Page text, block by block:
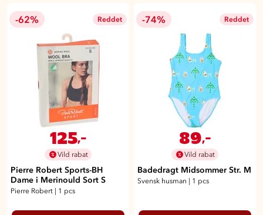
-62% Reddet
125,-
Vild rabat
Pierre Robert Sports-BH
Dame i Merinould Sort S
Pierre Robert 1 pcs
-74% Reddet
89,-
Vild rabat
Badedragt Midsommer Str. M
Svensk husman 1 pcs